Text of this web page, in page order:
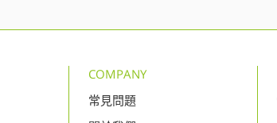
COMPANY
常見問題